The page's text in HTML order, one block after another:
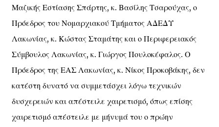
Μαζικής Εστίασης Σπάρτης, κ. Βασίλης Τσαρούχας, ο
Πρόεδρος του Νομαρχιακού Τμήματος ΑΔΕΔΥ
Λακωνίας, κ. Κώστας Σταμάτης και ο Περιφερειακός
Σύμβουλος Λακωνίας, κ. Γιώργος Πουλοκέφαλος. Ο
Πρόεδρος της ΕΑΣ Λακωνίας, κ. Νίκος Προκοβάκης, δεν
κατέστη δυνατό να συμμετάσχει λόγω τεχνικών
δυσχερειών και απέστειλε χαιρετισμό, όπως επίσης
χαιρετισμό απέστειλε με μήνυμά του ο πρώην